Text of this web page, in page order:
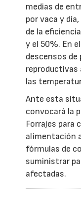
medias de
por vaca y
de la
y el 50%. En
descensos
reproductivas
las
Ante esta
convocará la
Forrajes para
alimentación
fórmulas de
suministrar
afectadas.